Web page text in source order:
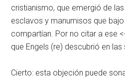
cristianismo, que emergió de
esclavos y manumisos que
compartían. Por no citar a ese
que Engels (re) descubrió en
Cierto: esta objeción puede